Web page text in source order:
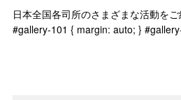
日本全国各司所のさまざまな活動を
#gallery-101 { margin: auto; }